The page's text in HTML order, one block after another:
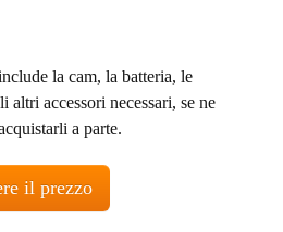
la cam, la batteria, le
altri accessori necessari, se ne
a parte.
il prezzo